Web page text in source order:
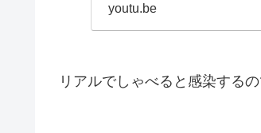
youtu.be
リアルでしゃべると感染する